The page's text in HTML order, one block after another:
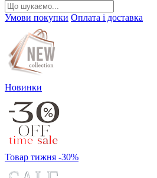
Умови покупки Оплата і доставка
Новинки
Товар тижня -30%